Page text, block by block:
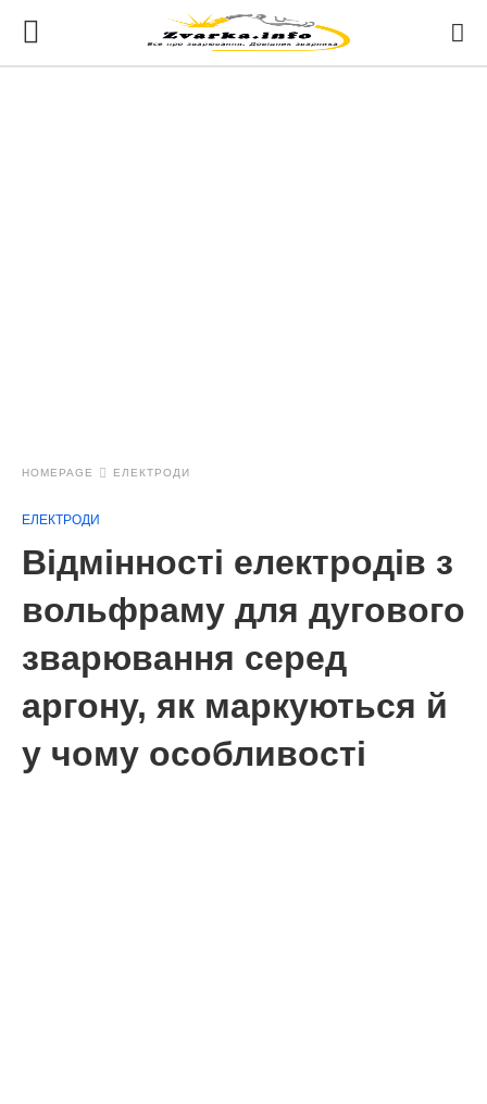
HOMEPAGE ЕЛЕКТРОДИ
ЕЛЕКТРОДИ
Відмінності електродів з
вольфраму для дугового
зварювання серед
аргону, як маркуються й
у чому особливості